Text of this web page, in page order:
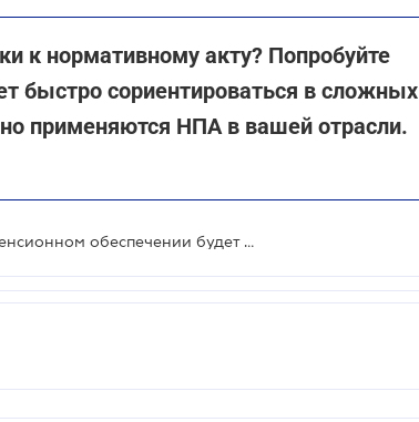
к нормативному акту? Попробуйте
быстро сориентироваться в сложных
применяются НПА в вашей отрасли.
Законопроект о накопительном пенсионном обеспечении будет доработан